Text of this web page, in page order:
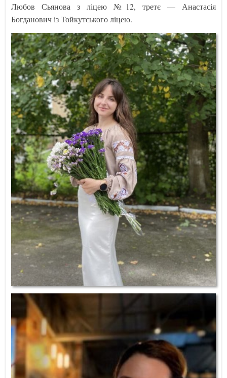
Любов Сьянова з ліцею №12, третє — Анастасія
Богданович із Тойкутського ліцею.